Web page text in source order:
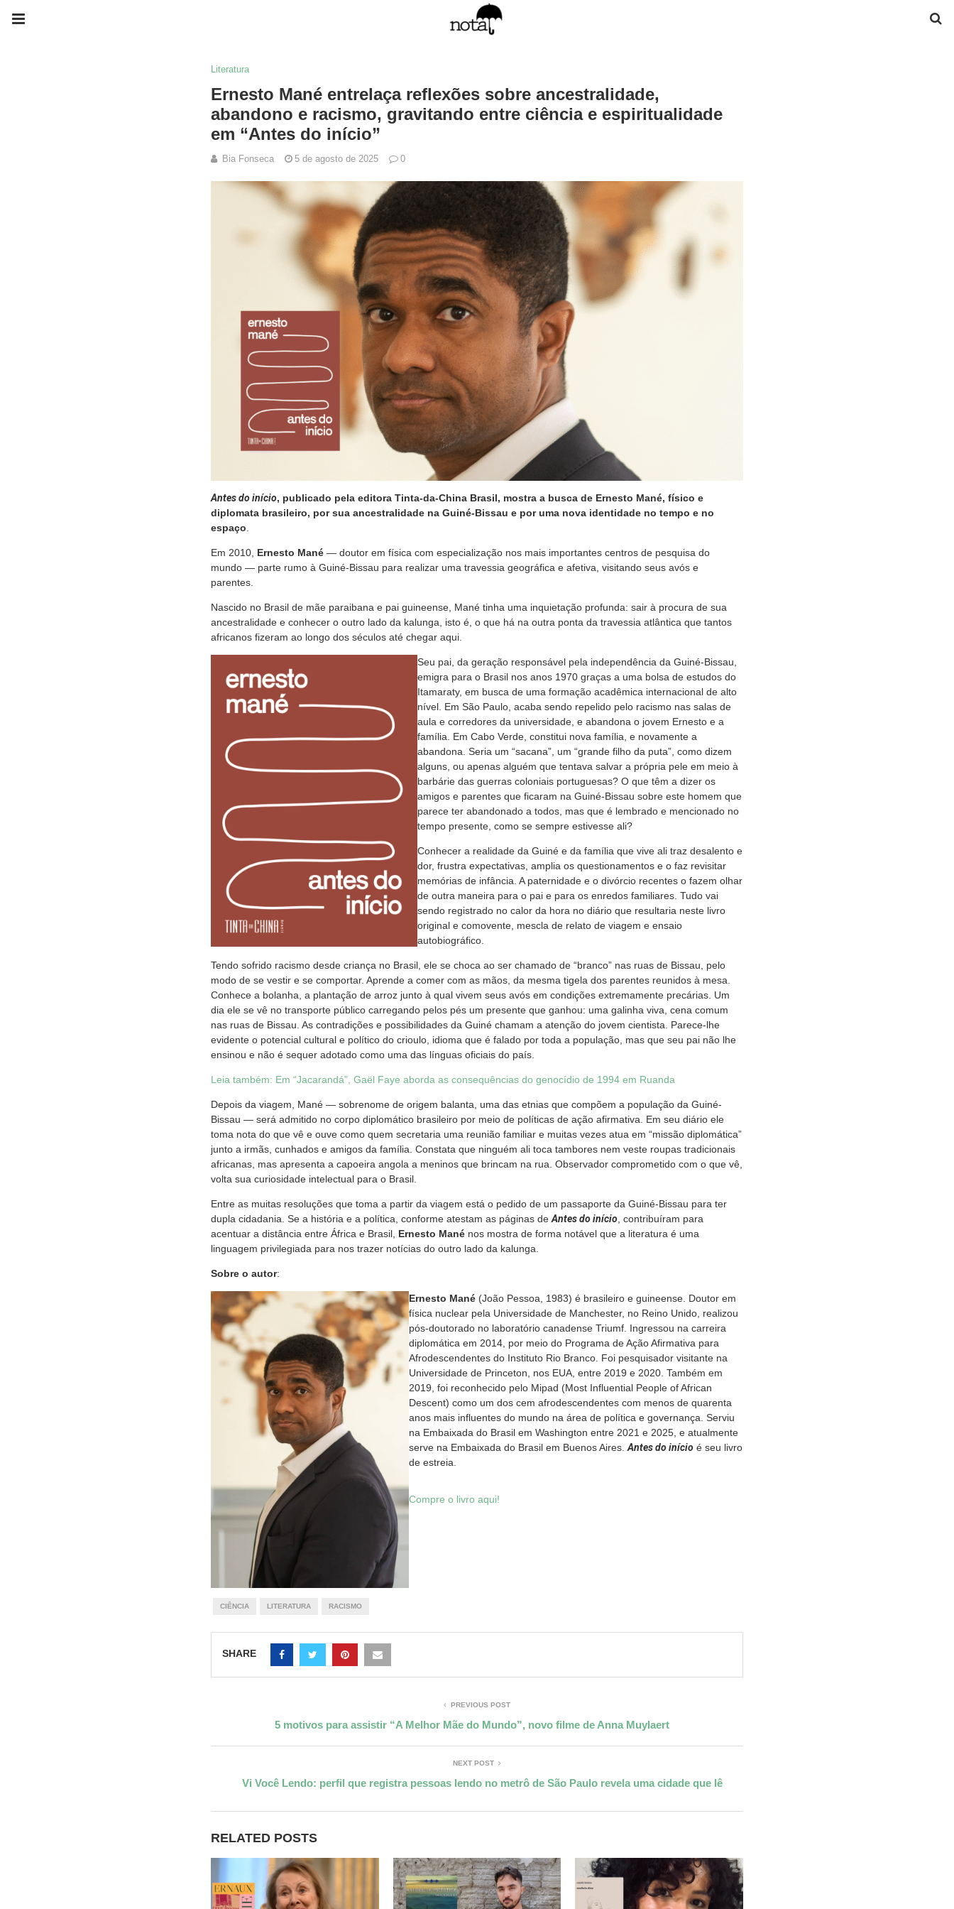
Literatura
Ernesto Mané entrelaça reflexões sobre ancestralidade,
abandono e racismo, gravitando entre ciência e espiritualidade
em “Antes do início”
Bia Fonseca 5 de agosto de 2025 0
Antes do início, publicado pela editora Tinta-da-China Brasil, mostra a busca de Ernesto Mané, físico e
diplomata brasileiro, por sua ancestralidade na Guiné-Bissau e por uma nova identidade no tempo e no
espaço
Em 2010, Ernesto Mané — doutor em física com especialização nos mais importantes centros de pesquisa do
mundo — parte rumo à Guiné-Bissau para realizar uma travessia geográfica e afetiva, visitando seus avós e
parentes.
Nascido no Brasil de mãe paraibana e pai guineense, Mané tinha uma inquietação profunda: sair à procura de sua
ancestralidade e conhecer o outro lado da kalunga, isto é, o que há na outra ponta da travessia atlântica que tantos
africanos fizeram ao longo dos séculos até chegar aqui.
Seu pai, da geração responsável pela independência da Guiné-Bissau,
emigra para o Brasil nos anos 1970 graças a uma bolsa de estudos do
Itamaraty, em busca de uma formação acadêmica internacional de alto
nível. Em São Paulo, acaba sendo repelido pelo racismo nas salas de
aula e corredores da universidade, e abandona o jovem Ernesto e a
família. Em Cabo Verde, constitui nova família, e novamente a
abandona. Seria um “sacana”, um “grande filho da puta”, como dizem
alguns, ou apenas alguém que tentava salvar a própria pele em meio à
barbárie das guerras coloniais portuguesas? O que têm a dizer os
amigos e parentes que ficaram na Guiné-Bissau sobre este homem que
parece ter abandonado a todos, mas que é lembrado e mencionado no
tempo presente, como se sempre estivesse ali?
Conhecer a realidade da Guiné e da família que vive ali traz desalento e
dor, frustra expectativas, amplia os questionamentos e o faz revisitar
memórias de infância. A paternidade e o divórcio recentes o fazem olhar
de outra maneira para o pai e para os enredos familiares. Tudo vai
sendo registrado no calor da hora no diário que resultaria neste livro
original e comovente, mescla de relato de viagem e ensaio
autobiográfico.
Tendo sofrido racismo desde criança no Brasil, ele se choca ao ser chamado de “branco” nas ruas de Bissau, pelo
modo de se vestir e se comportar. Aprende a comer com as mãos, da mesma tigela dos parentes reunidos à mesa.
Conhece a bolanha, a plantação de arroz junto à qual vivem seus avós em condições extremamente precárias. Um
dia ele se vê no transporte público carregando pelos pés um presente que ganhou: uma galinha viva, cena comum
nas ruas de Bissau. As contradições e possibilidades da Guiné chamam a atenção do jovem cientista. Parece-lhe
evidente o potencial cultural e político do crioulo, idioma que é falado por toda a população, mas que seu pai não lhe
ensinou e não é sequer adotado como uma das línguas oficiais do país.
Leia também: Em “Jacarandá”, Gaël Faye aborda as consequências do genocídio de 1994 em Ruanda
Depois da viagem, Mané — sobrenome de origem balanta, uma das etnias que compõem a população da Guiné-
Bissau — será admitido no corpo diplomático brasileiro por meio de políticas de ação afirmativa. Em seu diário ele
toma nota do que vê e ouve como quem secretaria uma reunião familiar e muitas vezes atua em “missão diplomática”
junto a irmãs, cunhados e amigos da família. Constata que ninguém ali toca tambores nem veste roupas tradicionais
africanas, mas apresenta a capoeira angola a meninos que brincam na rua. Observador comprometido com o que vê,
volta sua curiosidade intelectual para o Brasil.
Entre as muitas resoluções que toma a partir da viagem está o pedido de um passaporte da Guiné-Bissau para ter
dupla cidadania. Se a história e a política, conforme atestam as páginas de Antes do início , contribuíram para
acentuar a distância entre África e Brasil, Ernesto Mané nos mostra de forma notável que a literatura é uma
linguagem privilegiada para nos trazer notícias do outro lado da kalunga.
Sobre o autor:
Ernesto Mané (João Pessoa, 1983) é brasileiro e guineense. Doutor em
física nuclear pela Universidade de Manchester, no Reino Unido, realizou
pós-doutorado no laboratório canadense Triumf. Ingressou na carreira
diplomática em 2014, por meio do Programa de Ação Afirmativa para
Afrodescendentes do Instituto Rio Branco. Foi pesquisador visitante na
Universidade de Princeton, nos EUA, entre 2019 e 2020. Também em
2019, foi reconhecido pelo Mipad (Most Influential People of African
Descent) como um dos cem afrodescendentes com menos de quarenta
anos mais influentes do mundo na área de política e governança. Serviu
na Embaixada do Brasil em Washington entre 2021 e 2025, e atualmente
serve na Embaixada do Brasil em Buenos Aires. Antes do início é seu livro
de estreia.
Compre o livro aqui!
CIÊNCIA LITERATURA RACISMO
SHARE
PREVIOUS POST
5 motivos para assistir “A Melhor Mãe do Mundo”, novo filme de Anna Muylaert
NEXT POST
Vi Você Lendo: perfil que registra pessoas lendo no metrô de São Paulo revela uma cidade que lê
RELATED POSTS